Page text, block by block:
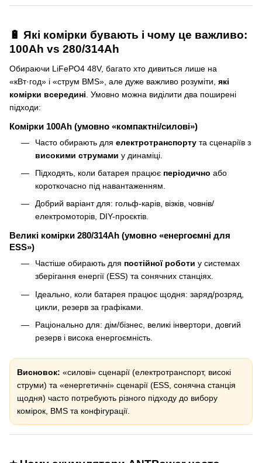
🔋 Які комірки бувають і чому це важливо:
100Ah vs 280/314Ah
Обираючи LiFePO4 48V, багато хто дивиться лише на
«кВт·год» і «струм BMS», але дуже важливо розуміти, які
комірки всередині . Умовно можна виділити два поширені
підходи:
Комірки 100Ah (умовно «компактні/силові»)
Часто обирають для електротранспорту та сценаріїв з
високими струмами у динаміці.
Підходять, коли батарея працює періодично або
короткочасно під навантаженням.
Добрий варіант для: гольф-карів, візків, човнів/
електромоторів, DIY-проєктів.
Великі комірки 280/314Ah (умовно «енергоємні для
ESS»)
Частіше обирають для постійної роботи у системах
зберігання енергії (ESS) та сонячних станціях.
Ідеально, коли батарея працює щодня: заряд/розряд,
цикли, резерв за графіками.
Раціонально для: дім/бізнес, великі інвертори, довгий
резерв і висока енергоємність.
Висновок: «силові» сценарії (електротранспорт, високі
струми) та «енергетичні» сценарії (ESS, сонячна станція
щодня) часто потребують різного підходу до вибору
комірок, BMS та конфігурації.